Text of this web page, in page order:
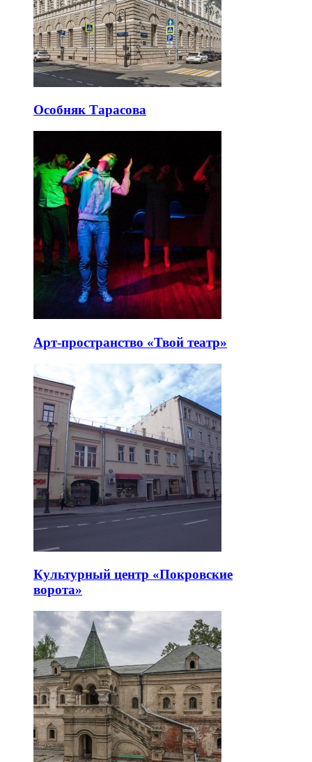
Особняк Тарасова
Арт-пространство «Твой театр»
Культурный центр «Покровские
ворота»